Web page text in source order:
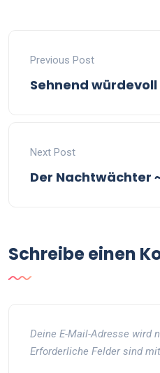
Previous Post
Sehnend würdevoll
Next Post
Der Nachtwächter
Schreibe einen
Deine E-Mail-Adresse wird
Erforderliche Felder sind mit